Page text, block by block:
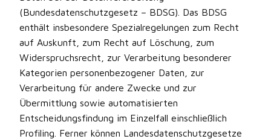
(Bundesdatenschutzgesetz – BDSG). Das BDSG
enthält insbesondere Spezialregelungen zum Recht
auf Auskunft, zum Recht auf Löschung, zum
Widerspruchsrecht, zur Verarbeitung besonderer
Kategorien personenbezogener Daten, zur
Verarbeitung für andere Zwecke und zur
Übermittlung sowie automatisierten
Entscheidungsfindung im Einzelfall einschließlich
Profiling. Ferner können Landesdatenschutzgesetze